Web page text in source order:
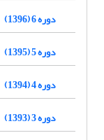
دوره 6 (1396)
دوره 5 (1395)
دوره 4 (1394)
دوره 3 (1393)